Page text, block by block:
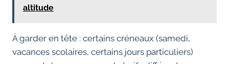
altitude
À garder en tête : certains créneaux (samedi,
vacances scolaires, certains jours particuliers)